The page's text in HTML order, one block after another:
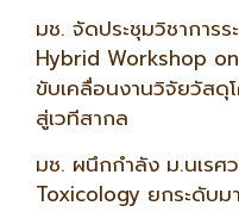
มช. จัดประชุมวิชาการ
Hybrid Workshop
ขับเคลื่อนงานวิจัยวัสดุ
สู่เวทีสากล
มช. ผนึกกำลัง ม.นเร
Toxicology ยกระดับม